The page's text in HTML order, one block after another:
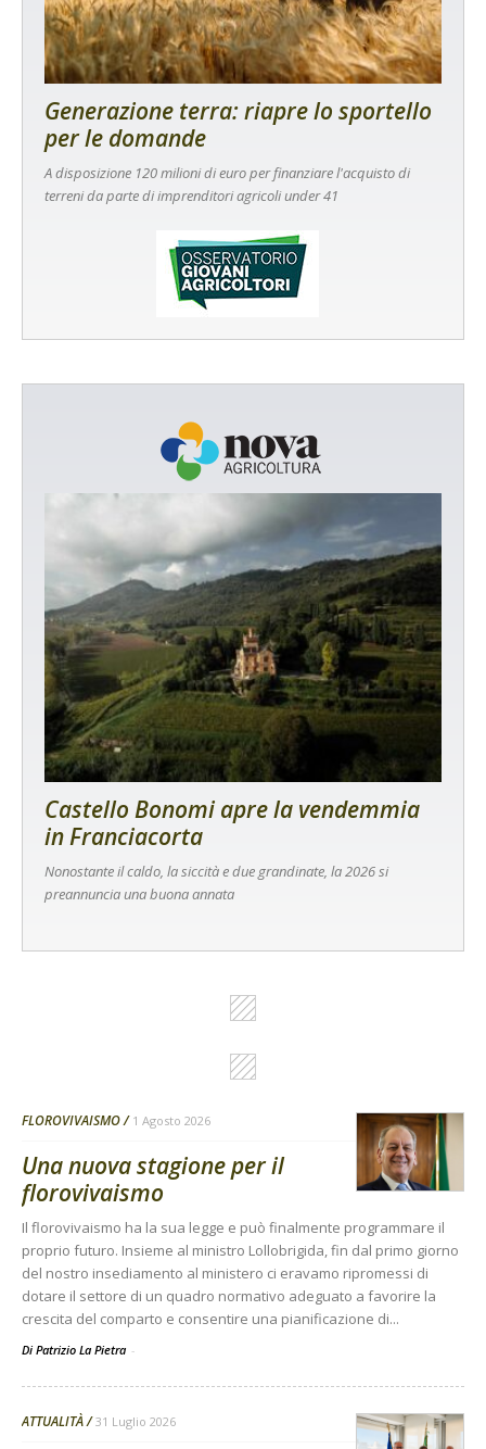
Generazione terra: riapre lo sportello
per le domande
A disposizione 120 milioni di euro per finanziare l'acquisto di
terreni da parte di imprenditori agricoli under 41
Castello Bonomi apre la vendemmia
in Franciacorta
Nonostante il caldo, la siccità e due grandinate, la 2026 si
preannuncia una buona annata
FLOROVIVAISMO 1 Agosto 2026
Una nuova stagione per il
florovivaismo
Il florovivaismo ha la sua legge e può finalmente programmare il
proprio futuro. Insieme al ministro Lollobrigida, fin dal primo giorno
del nostro insediamento al ministero ci eravamo ripromessi di
dotare il settore di un quadro normativo adeguato a favorire la
crescita del comparto e consentire una pianificazione di...
Di Patrizio La Pietra -
ATTUALITÀ 31 Luglio 2026